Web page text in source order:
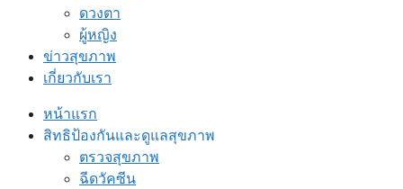
ดวงตา
ผู้หญิง
ข่าวสุขภาพ
เกี่ยวกับเรา
หน้าแรก
สิทธิป้องกันและดูแลสุขภาพ
ตรวจสุขภาพ
ฉีดวัคซีน